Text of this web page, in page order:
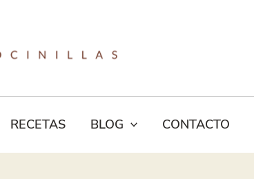
RECETAS BLOG CONTACTO